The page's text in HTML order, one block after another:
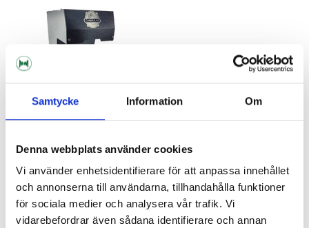
Samtycke Information Om
Denna webbplats använder cookies
Vi använder enhetsidentifierare för att anpassa innehållet
och annonserna till användarna, tillhandahålla funktioner
för sociala medier och analysera vår trafik. Vi
vidarebefordrar även sådana identifierare och annan
KegLand
Cannular Semi-Auto Can
Seamer